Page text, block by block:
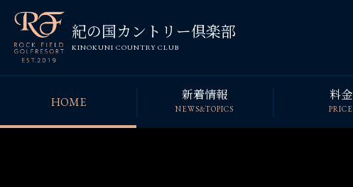
紀の国カントリー倶楽部
KINOKUNI COUNTRY CLUB
HOME 新着情報
NEWS&TOPICS
料金
PRICE